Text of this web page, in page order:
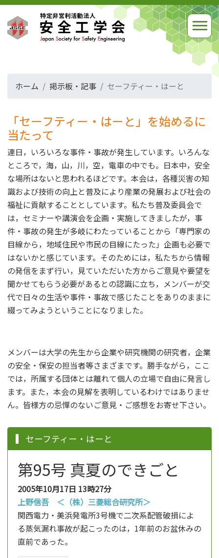
ホーム 掲示板・記事 セーフティー・はーと
「セーフティー・はーと」を始めるに
当たって
連日，いろいろな事件・事故が発生しています。いろんな
ところで，海，山，川，空，電車の中でも。日本中，安全
な場所はないと思われるほどです。本会は，各種災害の知
識および技術の向上と普及により産業の発展および社会の
福祉に貢献することとしています。私たち普及委員会で
は，セミナーや講演会を企画・実施してきましたが，事
件・事故の発生が多岐にわたっていることから「専門家の
目線から，地域住民や市民の目線にたった」企画も必要で
はないかと感じています。そのためには，私たちから情報
の発信をまず行い，見ていただいた方からご意見や要望を
聞かせてもらう必要があるとの認識に立ち，メンバーが交
代で日々の生活や事件・事故で感じたことをありのままに
綴ってみようということになりました。
メンバーは大学の先生から企業や研究機関の研究者，企業
の安全・保安の担当者等さまざまです。勝手ながら，ここ
では，所属する団体とは離れて個人の立場で自由に発言し
ます。また，本会の見解を表明しているわけではありませ
ん。皆様方の忌憚のないご意見・ご感想をお寄せ下さい。
セーフティー・はーと
第95号 真夏のできごと
2005年10月17日 13時27分
上野信吾 ＜（株）三菱総合研究所＞
関西電力・美浜発電所3号機で二次系配管破損によ
る蒸気漏れ事故が起こったのは，1年前のお盆休みの
直前であった。